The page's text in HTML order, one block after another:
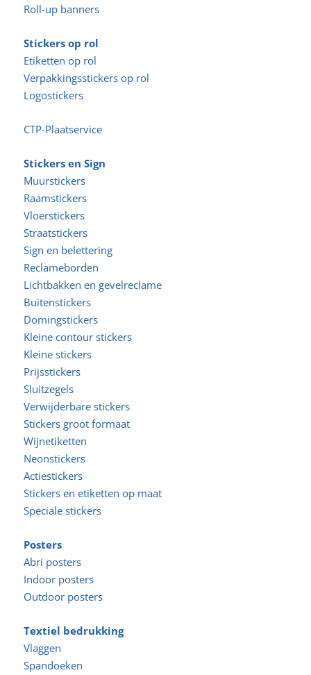
Roll-up banners
Stickers op rol
Etiketten op rol
Verpakkingsstickers op rol
Logostickers
CTP-Plaatservice
Stickers en Sign
Muurstickers
Raamstickers
Vloerstickers
Straatstickers
Sign en belettering
Reclameborden
Lichtbakken en gevelreclame
Buitenstickers
Domingstickers
Kleine contour stickers
Kleine stickers
Prijsstickers
Sluitzegels
Verwijderbare stickers
Stickers groot formaat
Wijnetiketten
Neonstickers
Actiestickers
Stickers en etiketten op maat
Speciale stickers
Posters
Abri posters
Indoor posters
Outdoor posters
Textiel bedrukking
Vlaggen
Spandoeken